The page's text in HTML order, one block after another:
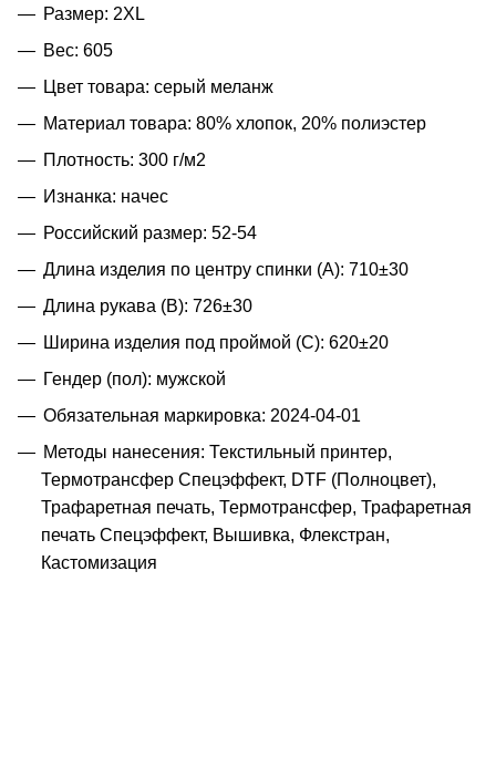
Размер: 2XL
Вес: 605
Цвет товара: серый меланж
Материал товара: 80% хлопок, 20% полиэстер
Плотность: 300 г/м2
Изнанка: начес
Российский размер: 52-54
Длина изделия по центру спинки (A): 710±30
Длина рукава (B): 726±30
Ширина изделия под проймой (С): 620±20
Гендер (пол): мужской
Обязательная маркировка: 2024-04-01
Методы нанесения: Текстильный принтер,
Термотрансфер Спецэффект, DTF (Полноцвет),
Трафаретная печать, Термотрансфер, Трафаретная
печать Спецэффект, Вышивка, Флекстран,
Кастомизация